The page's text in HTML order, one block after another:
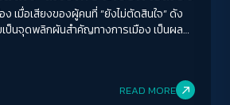
ง เมื่อเสียงของผู้คนที่ “ยังไม่ตัดสินใจ” ดัง
ป็นจุดพลิกผันสำคัญทางการเมือง เป็นผล
READ MORE